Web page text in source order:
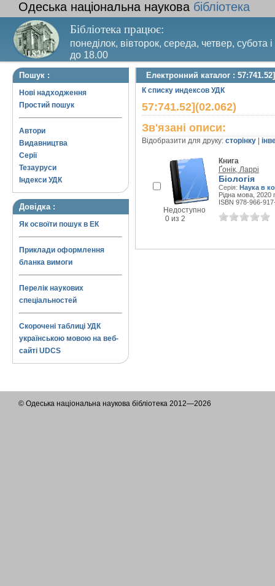
Одеська національна наукова бібліотека
Бібліотека працює:
понеділок, вівторок, середа, четвер, субота
до 18.00
Вихідний день – п’ятниця. Останній четвер
Пошук :
Нові надходження
Простий пошук
Автори
Видавництва
Серії
Тезауруси
Індекси УДК
Довідка :
Як освоїти пошук в ЕК
Приклади оформлення
бланка вимоги
Перелік наукових
спеціальностей
Скорочені таблиці УДК
українською мовою на веб-
сайті UDCS
Електронний каталог :
К списку индексов УДК
57:741.52](02.062)
Зв'язані описи:
Відобразити для друку: сторінку
Недоступно
0 из 2
Книга
Ґонік, Ларрі
Біологія
Серія: Наука в
Рідна мова, 2020
ISBN 978-966-
© Одеська національна наукова бібліотека 2012—2026